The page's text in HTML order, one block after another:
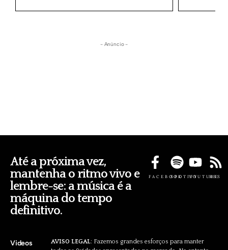
- Anúncio -
Até a próxima vez,
mantenha o ritmo vivo e
lembre-se: a música é a
máquina do tempo
definitivo.
FACEBOOKSPOTIFYYOUTUBE
RSS
Videos AVISO LEGAL: Fazemos grandes esforços para manter